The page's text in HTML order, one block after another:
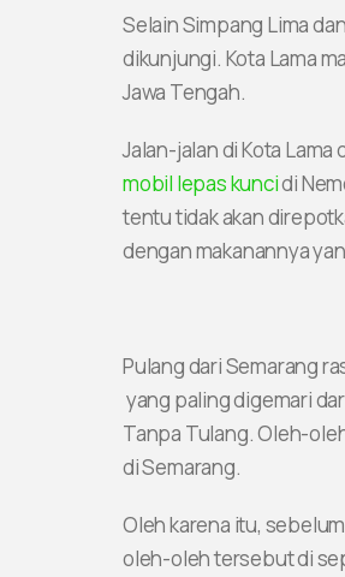
Selain Simpang Lima
dikunjungi. Kota Lama
Jawa Tengah.
Jalan-jalan di Kota
mobil lepas kuncidi
tentu tidak akan
dengan makanannya
Pulang dari Semarang
yang paling digemari
Tanpa Tulang. Oleh-
di Semarang.
Oleh karena itu,
oleh-oleh tersebut di